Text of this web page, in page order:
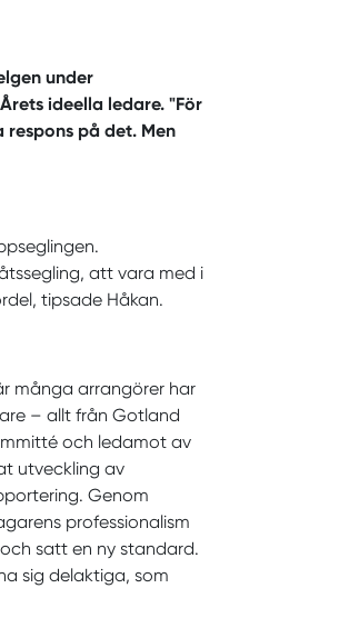
under
ideella ledare. "För
på det. Men
att vara med i
tipsade Håkan.
många arrangörer har
– allt från Gotland
och ledamot av
utveckling av
Genom
professionalism
satt en ny standard.
sig delaktiga, som